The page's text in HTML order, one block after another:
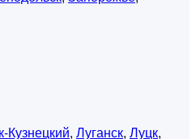
Кузнецкий, Луганск, Луцк,